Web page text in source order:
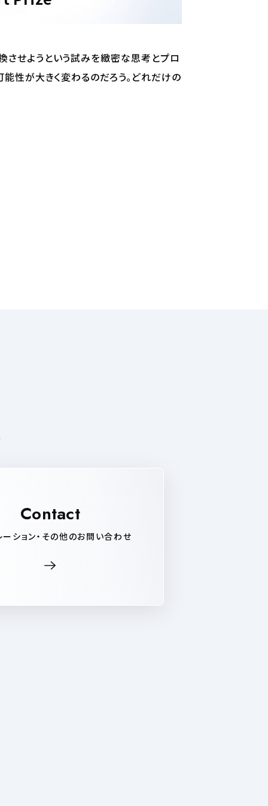
せようという試みを緻密な思考とプロ
性が大きく変わるのだろう。どれだけの
Contact
ーション・その他のお問い合わせ